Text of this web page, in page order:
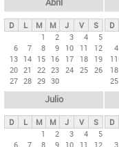
i
p
e
s
D L M M J V
S
1
2 3 4
5
6
7 8 9 10 11
12
13 14 15 16 17 18
19
20 21 22 23 24 25 26
27 28 29 30
D
4
11
18
25
Julio
D L M M J V
S
1
2 3 4
5
6
7 8 9 10 11 12
D
3